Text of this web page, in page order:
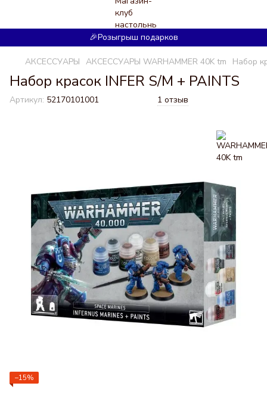
🎉Розыгрыш подарков
АКСЕССУАРЫ АКСЕССУАРЫ WARHAMMER 40K tm Набор
Набор красок INFER S/M + PAINTS
Артикул: 52170101001 1 отзыв
−15%